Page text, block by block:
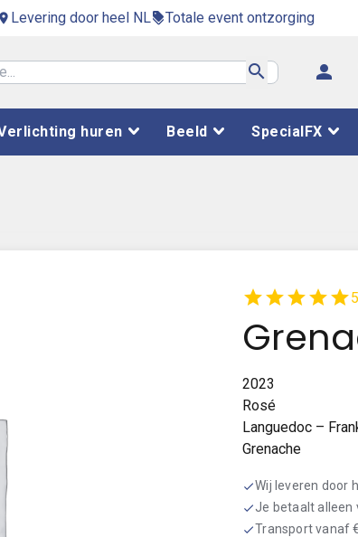
location_on Levering door heel NLdiscountTotale event ontzorging
search person
huren Beeld SpecialFX
starstarstarstarstar5
2023
Rosé
Languedoc –
Grenache
checkWij leveren door
check Je betaalt alleen
checkTransport vanaf